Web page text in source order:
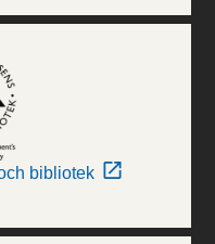
bibliotek